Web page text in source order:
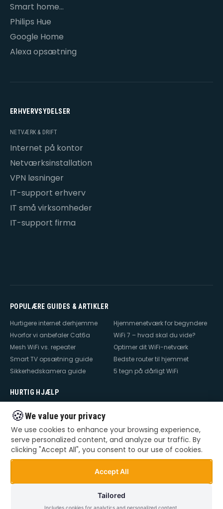
Smart home
opsætning
Philips Hue
Google Home
Alexa opsætning
ERHVERVSYDELSER
NETVÆRK & DRIFT
Internet på kontor
Netværksinstallation
VPN løsninger
IT-support erhverv
IT små virksomheder
IT-support firma
POPULÆRE GUIDES & ARTIKLER
Hurtigere internet derhjemme
Hjemmenetværk for begyndere
Hvorfor vi anbefaler Cat6a
WiFi 7 – hvad skal du vide?
Mesh WiFi vs. repeater
Optimer dit WiFi-netværk
Smart TV opsætning guide
Bedste router til hjemmet
Sikkerhedskamera guide
5 tegn på dårligt WiFi
HURTIG HJÆLP
Hjælp til internet
Hjælp til TV
Hjælp til router
WiFi falder ud
TV der ikke virker
Dårlig WiFi
Mesh WiFi opsætning
Videoovervågning – privat &
🍪We value your privacy
We use cookies to enhance your browsing experience,
serve personalized content, and analyze our traffic. By
clicking "Accept All", you consent to our use of cookies.
Accept All
Tailored
Includes cookies for analytics and personalized content.